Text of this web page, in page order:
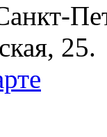
25.